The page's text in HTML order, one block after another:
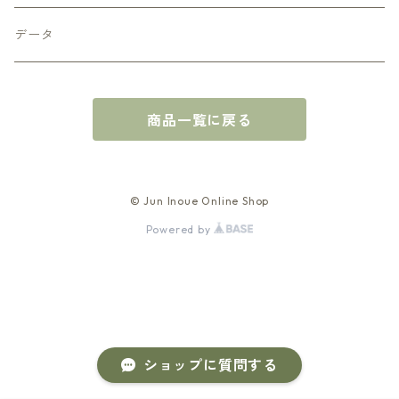
ショップに質問する
スマホケース
データ
商品一覧に戻る
© Jun Inoue Online Shop
Powered by